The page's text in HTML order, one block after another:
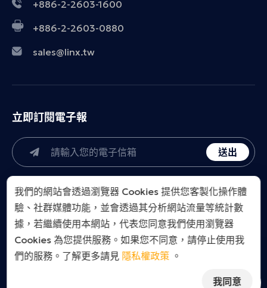
+886-2-2603-1600
+886-2-2603-0880
sales@linx.tw
立即訂閱電子報
送出
LINX Taiwan Co., Ltd.. All Right Reserved.
Designed by MINMAX 網設計. 隱私政策
我們的網站會透過瀏覽器 Cookies 提供您客製化操作體
驗、社群媒體功能，並會透過其分析網站流量等統計數
據，若繼續使用本網站，代表您同意我們使用瀏覽器
Cookies 為您提供服務。如果您不同意，請停止使用我
們的服務。了解更多請見 隱私權政策 。
我同意